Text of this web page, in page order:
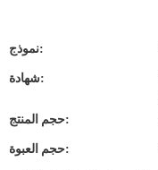
نموذج:
شهادة:
حجم المنتج:
حجم العبوة: